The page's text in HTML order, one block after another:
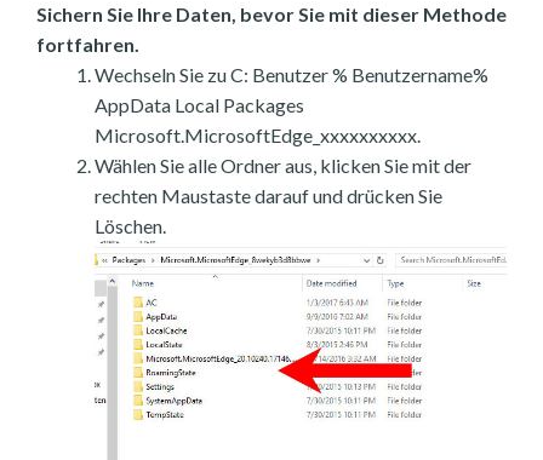
Sichern Sie Ihre Daten, bevor Sie mit dieser Methode
fortfahren.
Wechseln Sie zu C: Benutzer % Benutzername%
AppData Local Packages
Microsoft.MicrosoftEdge_xxxxxxxxxx.
Wählen Sie alle Ordner aus, klicken Sie mit der
rechten Maustaste darauf und drücken Sie
Löschen.